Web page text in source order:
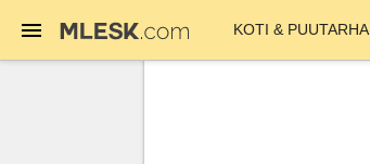
KOTI & PUUTARHA